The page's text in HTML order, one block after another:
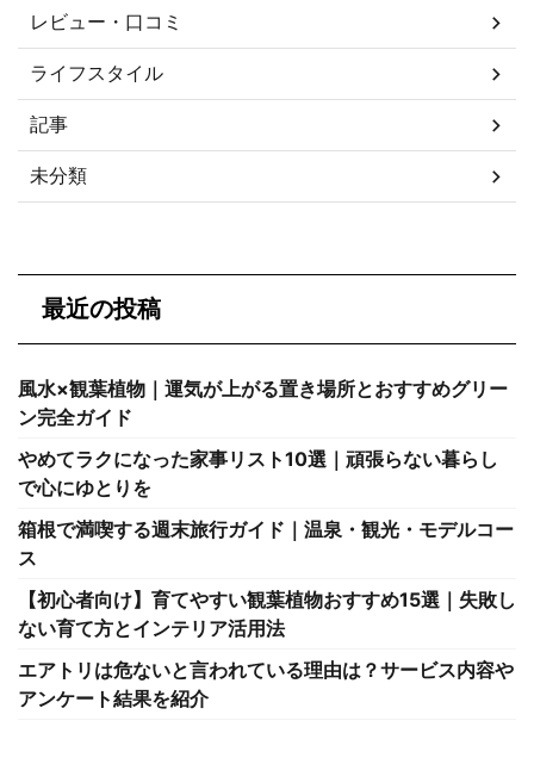
レビュー・口コミ
ライフスタイル
記事
未分類
最近の投稿
風水×観葉植物｜運気が上がる置き場所とおすすめグリー
ン完全ガイド
やめてラクになった家事リスト10選｜頑張らない暮らし
で心にゆとりを
箱根で満喫する週末旅行ガイド｜温泉・観光・モデルコー
ス
【初心者向け】育てやすい観葉植物おすすめ15選｜失敗し
ない育て方とインテリア活用法
エアトリは危ないと言われている理由は？サービス内容や
アンケート結果を紹介